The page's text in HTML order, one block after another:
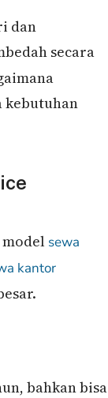
dan
secara
kebutuhan
sewa
kantor
bahkan bisa